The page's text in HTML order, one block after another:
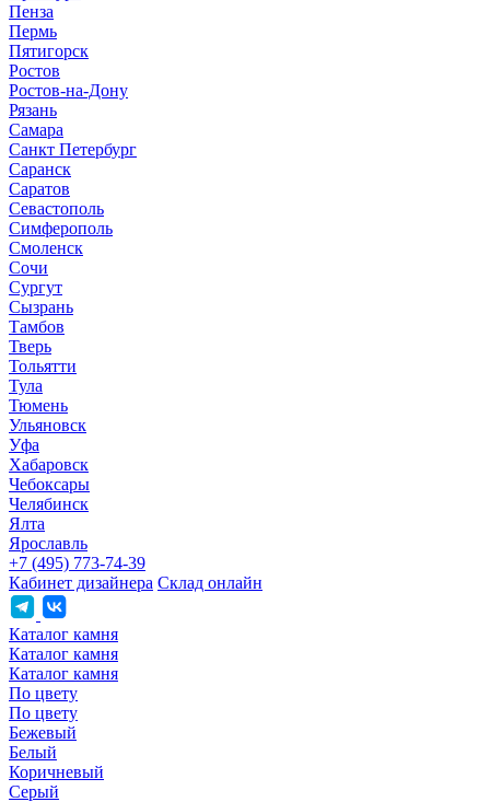
Пенза
Пермь
Пятигорск
Ростов
Ростов-на-Дону
Рязань
Самара
Санкт Петербург
Саранск
Саратов
Севастополь
Симферополь
Смоленск
Сочи
Сургут
Сызрань
Тамбов
Тверь
Тольятти
Тула
Тюмень
Ульяновск
Уфа
Хабаровск
Чебоксары
Челябинск
Ялта
Ярославль
+7 (495) 773-74-39
Кабинет дизайнера Склад онлайн
Каталог камня
Каталог камня
Каталог камня
По цвету
По цвету
Бежевый
Белый
Коричневый
Серый